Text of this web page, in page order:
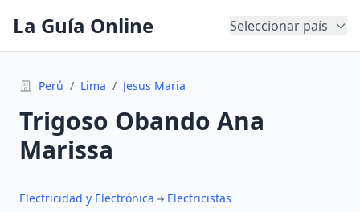
La Guía Online Seleccionar país
Perú / Lima / Jesus Maria
Trigoso Obando Ana
Marissa
Electricidad y Electrónica
Electricistas